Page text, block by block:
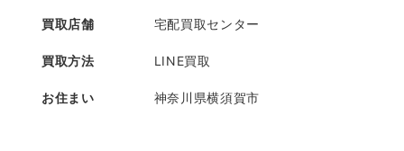
買取店舗 宅配買取センター
買取方法 LINE買取
お住まい 神奈川県横須賀市